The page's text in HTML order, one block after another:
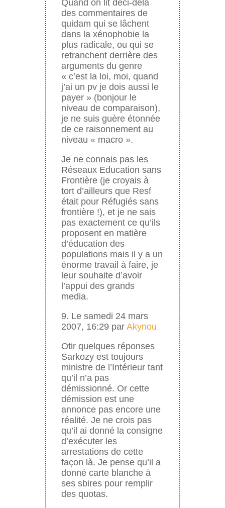
Quand on lit deci-delà
des commentaires de
quidam qui se lâchent
dans la xénophobie la
plus radicale, ou qui se
retranchent derrière des
arguments du genre
« c’est la loi, moi, quand
j’ai un pv je dois aussi le
payer » (bonjour le
niveau de comparaison),
je ne suis guère étonnée
de ce raisonnement au
niveau « macro ».
Je ne connais pas les
Réseaux Education sans
Frontière (je croyais à
tort d’ailleurs que Resf
était pour Réfugiés sans
frontière !), et je ne sais
pas exactement ce qu’ils
proposent en matière
d’éducation des
populations mais il y a un
énorme travail à faire, je
leur souhaite d’avoir
l’appui des grands
media.
9. Le samedi 24 mars
2007, 16:29 par Akynou
Otir quelques réponses
Sarkozy est toujours
ministre de l’Intérieur tant
qu’il n’a pas
démissionné. Or cette
démission est une
annonce pas encore une
réalité. Je ne crois pas
qu’il ai donné la consigne
d’exécuter les
arrestations de cette
façon là. Je pense qu’il a
donné carte blanche à
ses sbires pour remplir
des quotas.